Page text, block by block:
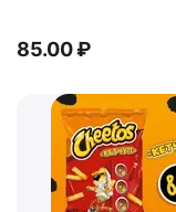
85.00₽